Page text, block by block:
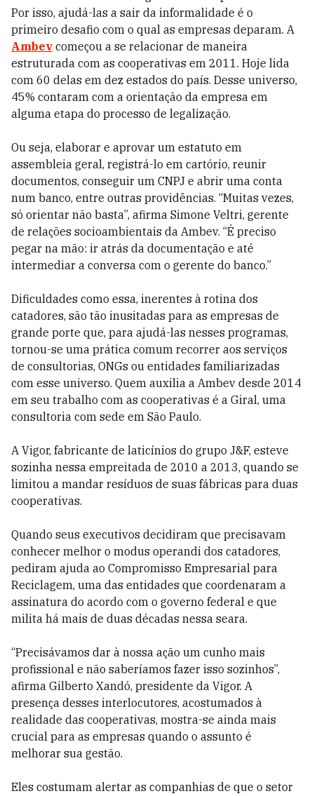
Por isso, ajudá-las a sair da informalidade é o
primeiro desafio com o qual as empresas deparam. A
Ambev começou a se relacionar de maneira
estruturada com as cooperativas em 2011. Hoje lida
com 60 delas em dez estados do país. Desse universo,
45% contaram com a orientação da empresa em
alguma etapa do processo de legalização.
Ou seja, elaborar e aprovar um estatuto em
assembleia geral, registrá-lo em cartório, reunir
documentos, conseguir um CNPJ e abrir uma conta
num banco, entre outras providências. “Muitas vezes,
só orientar não basta”, afirma Simone Veltri, gerente
de relações socioambientais da Ambev. “É preciso
pegar na mão: ir atrás da documentação e até
intermediar a conversa com o gerente do banco.”
Dificuldades como essa, inerentes à rotina dos
catadores, são tão inusitadas para as empresas de
grande porte que, para ajudá-las nesses programas,
tornou-se uma prática comum recorrer aos serviços
de consultorias, ONGs ou entidades familiarizadas
com esse universo. Quem auxilia a Ambev desde 2014
em seu trabalho com as cooperativas é a Giral, uma
consultoria com sede em São Paulo.
A Vigor, fabricante de laticínios do grupo J&F, esteve
sozinha nessa empreitada de 2010 a 2013, quando se
limitou a mandar resíduos de suas fábricas para duas
cooperativas.
Quando seus executivos decidiram que precisavam
conhecer melhor o modus operandi dos catadores,
pediram ajuda ao Compromisso Empresarial para
Reciclagem, uma das entidades que coordenaram a
assinatura do acordo com o governo federal e que
milita há mais de duas décadas nessa seara.
“Precisávamos dar à nossa ação um cunho mais
profissional e não saberíamos fazer isso sozinhos”,
afirma Gilberto Xandó, presidente da Vigor. A
presença desses interlocutores, acostumados à
realidade das cooperativas, mostra-se ainda mais
crucial para as empresas quando o assunto é
melhorar sua gestão.
Eles costumam alertar as companhias de que o setor